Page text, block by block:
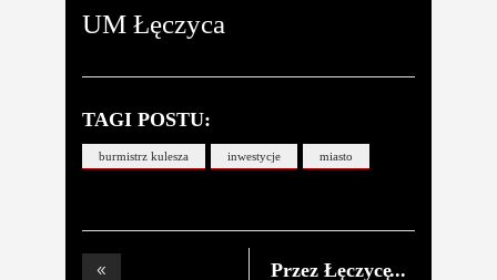
UM Łęczyca
TAGI POSTU:
burmistrz kulesza inwestycje miasto
Przez Łęczycę